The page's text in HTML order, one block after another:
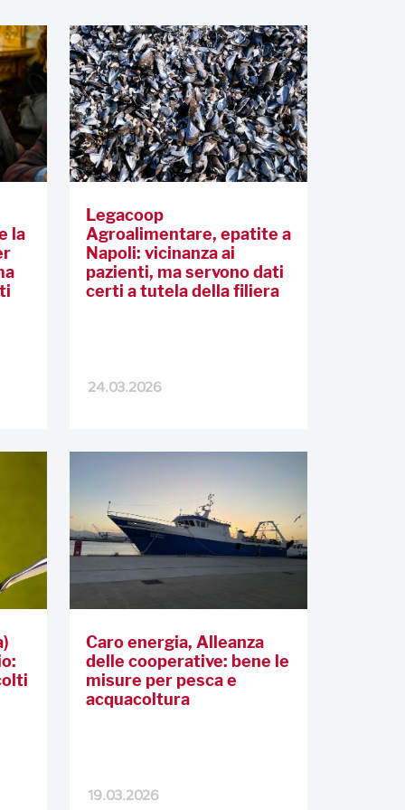
la
Legacoop
Agroalimentare, epatite a
Napoli: vicinanza ai
pazienti, ma servono dati
certi a tutela della filiera
24.03.2026
Caro energia, Alleanza
delle cooperative: bene le
misure per pesca e
acquacoltura
19.03.2026